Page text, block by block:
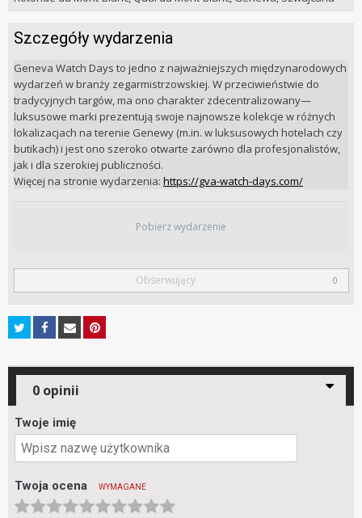
Szczegóły wydarzenia
Geneva Watch Days to jedno z najważniejszych międzynarodowych
wydarzeń w branży zegarmistrzowskiej. W przeciwieństwie do
tradycyjnych targów, ma ono charakter zdecentralizowany—
luksusowe marki prezentują swoje najnowsze kolekcje w różnych
lokalizacjach na terenie Genewy (m.in. w luksusowych hotelach czy
butikach) i jest ono szeroko otwarte zarówno dla profesjonalistów,
jak i dla szerokiej publiczności.
Więcej na stronie wydarzenia: https://gva-watch-days.com/
Pobierz wydarzenie
Obserwujący 0
0 opinii
Twoje imię
Twoja ocena WYMAGANE